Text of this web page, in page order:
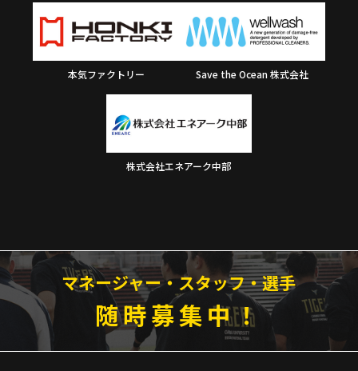
本気ファクトリー Save the Ocean 株式会社
株式会社エネアーク中部
マネージャー・スタッフ・選手
随時募集中！